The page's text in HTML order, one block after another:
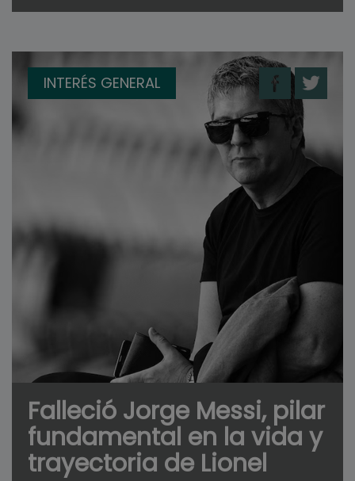
INTERÉS GENERAL
Falleció Jorge Messi, pilar
fundamental en la vida y
trayectoria de Lionel